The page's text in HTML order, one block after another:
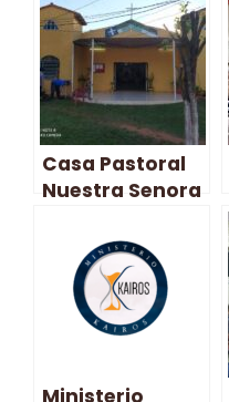
Casa Pastoral
Nuestra Senora
San Miguel
Ministerio